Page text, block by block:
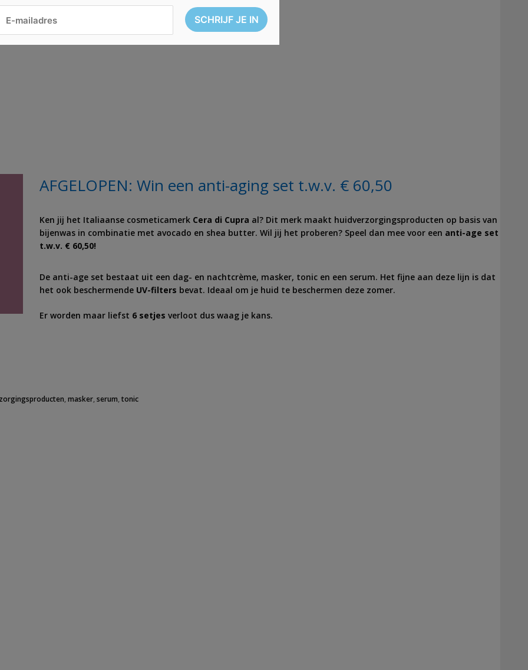
AFGELOPEN: Win een anti-aging set t.w.v. € 60,50
Ken jij het Italiaanse cosmeticamerk Cera di Cupra al? Dit merk maakt huidverzorgingsproducten op basis van
bijenwas in combinatie met avocado en shea butter. Wil jij het proberen? Speel dan mee voor een anti-age set
t.w.v. € 60,50!
De anti-age set bestaat uit een dag- en nachtcrème, masker, tonic en een serum. Het fijne aan deze lijn is dat
het ook beschermende UV-filters bevat. Ideaal om je huid te beschermen deze zomer.
Er worden maar liefst 6 setjes verloot dus waag je kans.
,masker ,serum ,tonic